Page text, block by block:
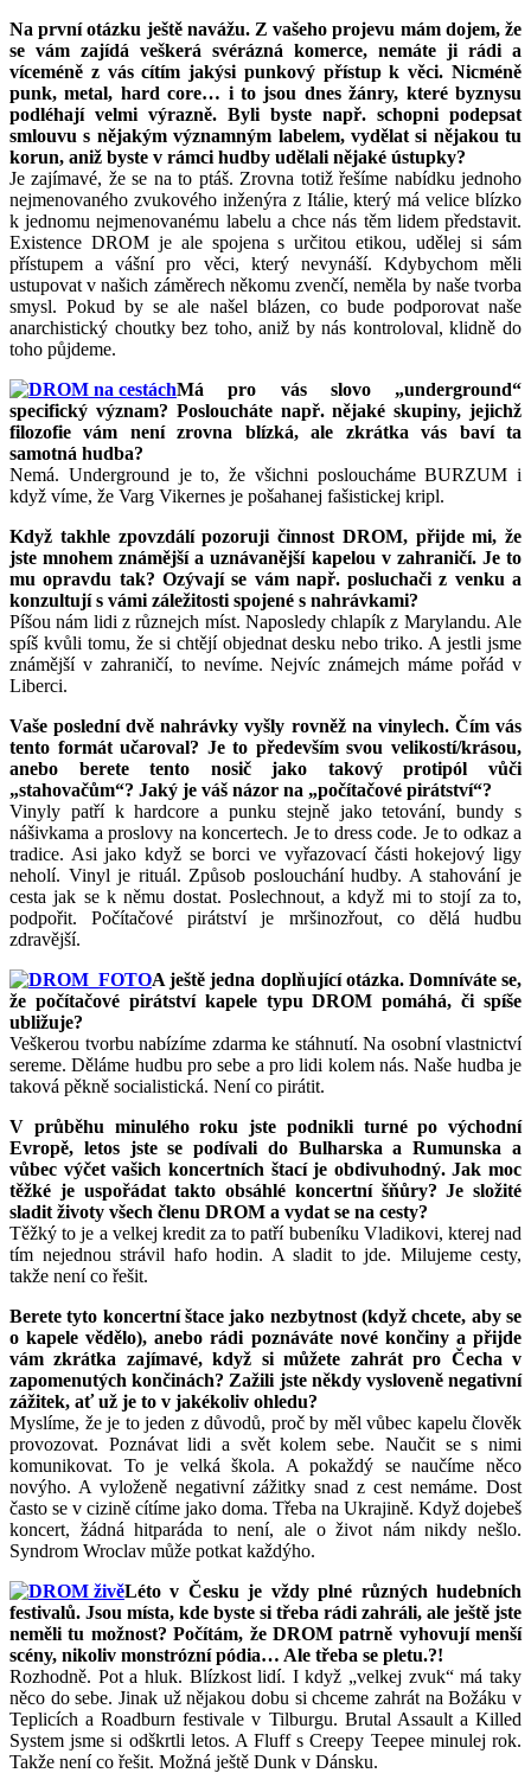
Na první otázku ještě navážu. Z vašeho projevu mám dojem, že
se vám zajídá veškerá svérázná komerce, nemáte ji rádi a
víceméně z vás cítím jakýsi punkový přístup k věci. Nicméně
punk, metal, hard core… i to jsou dnes žánry, které byznysu
podléhají velmi výrazně. Byli byste např. schopni podepsat
smlouvu s nějakým významným labelem, vydělat si nějakou tu
korun, aniž byste v rámci hudby udělali nějaké ústupky?
Je zajímavé, že se na to ptáš. Zrovna totiž řešíme nabídku jednoho
nejmenovaného zvukového inženýra z Itálie, který má velice blízko
k jednomu nejmenovanému labelu a chce nás těm lidem představit.
Existence DROM je ale spojena s určitou etikou, udělej si sám
přístupem a vášní pro věci, který nevynáší. Kdybychom měli
ustupovat v našich záměrech někomu zvenčí, neměla by naše tvorba
smysl. Pokud by se ale našel blázen, co bude podporovat naše
anarchistický choutky bez toho, aniž by nás kontroloval, klidně do
toho půjdeme.
Má pro vás slovo „underground“
specifický význam? Posloucháte např. nějaké skupiny, jejichž
filozofie vám není zrovna blízká, ale zkrátka vás baví ta
samotná hudba?
Nemá. Underground je to, že všichni posloucháme BURZUM i
když víme, že Varg Vikernes je pošahanej fašistickej kripl.
Když takhle zpovzdálí pozoruji činnost DROM, přijde mi, že
jste mnohem známější a uznávanější kapelou v zahraničí. Je to
mu opravdu tak? Ozývají se vám např. posluchači z venku a
konzultují s vámi záležitosti spojené s nahrávkami?
Píšou nám lidi z různejch míst. Naposledy chlapík z Marylandu. Ale
spíš kvůli tomu, že si chtějí objednat desku nebo triko. A jestli jsme
známější v zahraničí, to nevíme. Nejvíc známejch máme pořád v
Liberci.
Vaše poslední dvě nahrávky vyšly rovněž na vinylech. Čím vás
tento formát učaroval? Je to především svou velikostí/krásou,
anebo berete tento nosič jako takový protipól vůči
„stahovačům“? Jaký je váš názor na „počítačové pirátství“?
Vinyly patří k hardcore a punku stejně jako tetování, bundy s
nášivkama a proslovy na koncertech. Je to dress code. Je to odkaz a
tradice. Asi jako když se borci ve vyřazovací části hokejový ligy
neholí. Vinyl je rituál. Způsob poslouchání hudby. A stahování je
cesta jak se k němu dostat. Poslechnout, a když mi to stojí za to,
podpořit. Počítačové pirátství je mršinozřout, co dělá hudbu
zdravější.
A ještě jedna doplňující otázka. Domníváte se,
že počítačové pirátství kapele typu DROM pomáhá, či spíše
ubližuje?
Veškerou tvorbu nabízíme zdarma ke stáhnutí. Na osobní vlastnictví
sereme. Děláme hudbu pro sebe a pro lidi kolem nás. Naše hudba je
taková pěkně socialistická. Není co pirátit.
V průběhu minulého roku jste podnikli turné po východní
Evropě, letos jste se podívali do Bulharska a Rumunska a
vůbec výčet vašich koncertních štací je obdivuhodný. Jak moc
těžké je uspořádat takto obsáhlé koncertní šňůry? Je složité
sladit životy všech členu DROM a vydat se na cesty?
Těžký to je a velkej kredit za to patří bubeníku Vladikovi, kterej nad
tím nejednou strávil hafo hodin. A sladit to jde. Milujeme cesty,
takže není co řešit.
Berete tyto koncertní štace jako nezbytnost (když chcete, aby se
o kapele vědělo), anebo rádi poznáváte nové končiny a přijde
vám zkrátka zajímavé, když si můžete zahrát pro Čecha v
zapomenutých končinách? Zažili jste někdy vysloveně negativní
zážitek, ať už je to v jakékoliv ohledu?
Myslíme, že je to jeden z důvodů, proč by měl vůbec kapelu člověk
provozovat. Poznávat lidi a svět kolem sebe. Naučit se s nimi
komunikovat. To je velká škola. A pokaždý se naučíme něco
novýho. A vyloženě negativní zážitky snad z cest nemáme. Dost
často se v cizině cítíme jako doma. Třeba na Ukrajině. Když dojebeš
koncert, žádná hitparáda to není, ale o život nám nikdy nešlo.
Syndrom Wroclav může potkat každýho.
Léto v Česku je vždy plné různých hudebních
festivalů. Jsou místa, kde byste si třeba rádi zahráli, ale ještě jste
neměli tu možnost? Počítám, že DROM patrně vyhovují menší
scény, nikoliv monstrózní pódia… Ale třeba se pletu.?!
Rozhodně. Pot a hluk. Blízkost lidí. I když „velkej zvuk“ má taky
něco do sebe. Jinak už nějakou dobu si chceme zahrát na Božáku v
Teplicích a Roadburn festivale v Tilburgu. Brutal Assault a Killed
System jsme si odškrtli letos. A Fluff s Creepy Teepee minulej rok.
Takže není co řešit. Možná ještě Dunk v Dánsku.